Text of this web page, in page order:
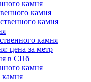
камня
камня
камня
камня
цена за метр
в СПб
камня
камня